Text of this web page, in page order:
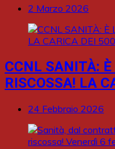
2 Marzo 2026
CCNL SANITÀ: È
RISCOSSA! LA
24 Febbraio 2026